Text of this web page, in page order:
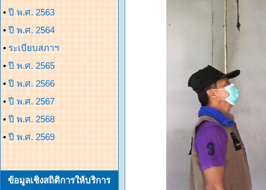
• ปี พ.ศ. 2563
• ปี พ.ศ. 2564
• ระเบียบสภาฯ
• ปี พ.ศ. 2565
• ปี พ.ศ. 2566
• ปี พ.ศ. 2567
• ปี พ.ศ. 2568
• ปี พ.ศ. 2569
ข้อมูลเชิงสถิติการให้บริการ